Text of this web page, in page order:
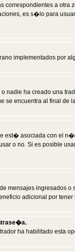
a
es s�lo para
implementados por
nadie ha creado una
se encuentra al final de
asociada con el
o no. Si es posible
ingresados
adicional por tener
ha habilitado esta